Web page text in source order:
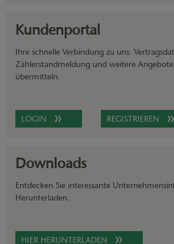
Kundenportal
Ihre schnelle Verbindung zu uns:
Zählerstandmeldung und weitere
übermitteln.
LOGIN REGISTRIEREN
Downloads
Entdecken Sie interessante
Herunterladen.
HIER HERUNTERLADEN